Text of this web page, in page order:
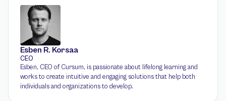
Esben R. Korsaa
CEO
Esben, CEO of Cursum, is passionate about lifelong learning and
works to create intuitive and engaging solutions that help both
individuals and organizations to develop.